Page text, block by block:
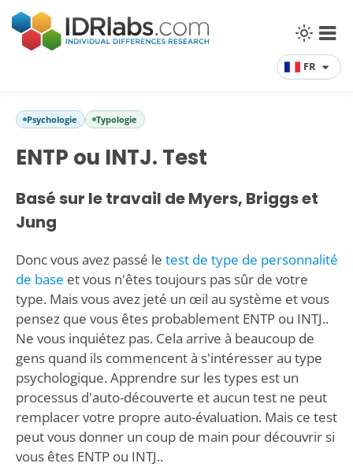
FR
Psychologie Typologie
ENTP ou INTJ. Test
Basé sur le travail de Myers, Briggs et
Jung
Donc vous avez passé le test de type de personnalité
de base et vous n'êtes toujours pas sûr de votre
type. Mais vous avez jeté un œil au système et vous
pensez que vous êtes probablement ENTP ou INTJ..
Ne vous inquiétez pas. Cela arrive à beaucoup de
gens quand ils commencent à s'intéresser au type
psychologique. Apprendre sur les types est un
processus d'auto-découverte et aucun test ne peut
remplacer votre propre auto-évaluation. Mais ce test
peut vous donner un coup de main pour découvrir si
vous êtes ENTP ou INTJ..